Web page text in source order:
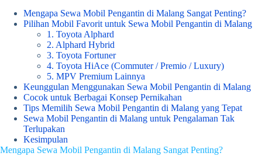
Mengapa Sewa Mobil Pengantin di Malang Sangat Penting?
Pilihan Mobil Favorit untuk Sewa Mobil Pengantin di Malang
1. Toyota Alphard
2. Alphard Hybrid
3. Toyota Fortuner
4. Toyota HiAce (Commuter / Premio / Luxury)
5. MPV Premium Lainnya
Keunggulan Menggunakan Sewa Mobil Pengantin di Malang
Cocok untuk Berbagai Konsep Pernikahan
Tips Memilih Sewa Mobil Pengantin di Malang yang Tepat
Sewa Mobil Pengantin di Malang untuk Pengalaman Tak
Terlupakan
Kesimpulan
Mengapa Sewa Mobil Pengantin di Malang Sangat Penting?